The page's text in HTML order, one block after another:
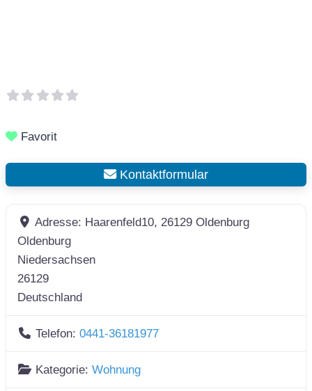
Favorit
Kontaktformular
Adresse: Haarenfeld10, 26129 Oldenburg
Oldenburg
Niedersachsen
26129
Deutschland
Telefon:0441-36181977
Kategorie:Wohnung